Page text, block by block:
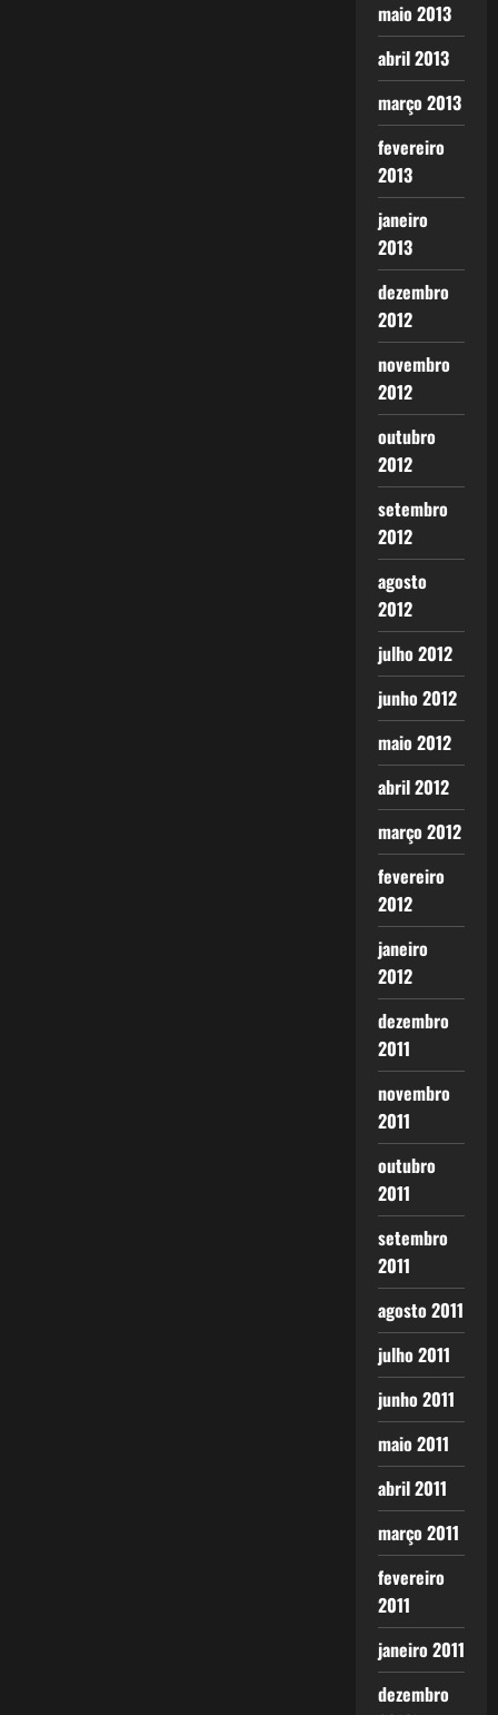
maio 2013
abril 2013
março 2013
fevereiro
2013
janeiro
2013
dezembro
2012
novembro
2012
outubro
2012
setembro
2012
agosto
2012
julho 2012
junho 2012
maio 2012
abril 2012
março 2012
fevereiro
2012
janeiro
2012
dezembro
2011
novembro
2011
outubro
2011
setembro
2011
agosto 2011
julho 2011
junho 2011
maio 2011
abril 2011
março 2011
fevereiro
2011
janeiro 2011
dezembro